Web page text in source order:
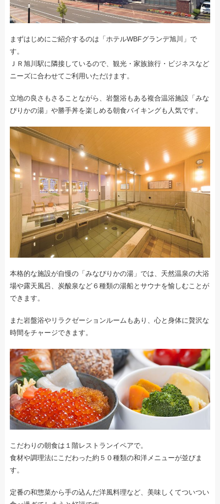
まずはじめにご紹介するのは「ホテルWBFグランデ旭川」で
す。
ＪＲ旭川駅に隣接しているので、観光・家族旅行・ビジネスなど
ニーズに合わせてご利用いただけます。
立地の良さもさることながら、岩盤浴もある複合温浴施設「みな
ぴりかの湯」や勝手丼を楽しめる朝食バイキングも人気です。
本格的な施設が自慢の「みなぴりかの湯」では、天然温泉の大浴
場や露天風呂、炭酸泉など６種類の湯船とサウナを愉しむことが
できます。
また岩盤浴やリラクゼーションルームもあり、心と身体に贅沢な
時間をチャージできます。
こだわりの朝食は１階レストランイペアで。
食材や調理法にこだわった約５０種類の和洋メニューが並びま
す。
定番の和惣菜から手の込んだ洋風料理など、美味しくてついつい